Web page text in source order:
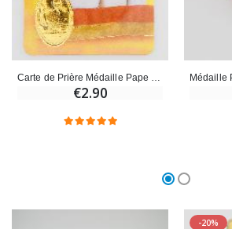
€4.90
€2.90
-20%